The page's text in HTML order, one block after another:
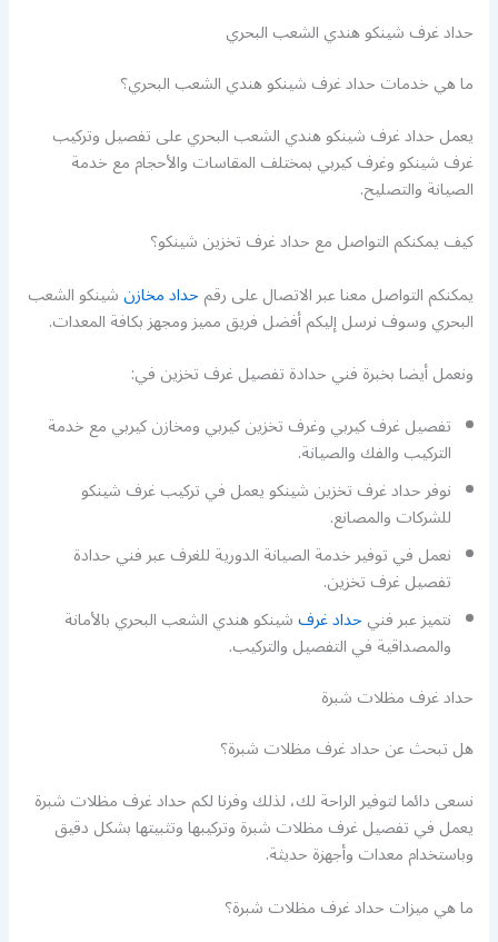
حداد غرف شينكو هندي الشعب البحري
ما هي خدمات حداد غرف شينكو هندي الشعب البحري؟
يعمل حداد غرف شينكو هندي الشعب البحري على تفصيل وتركيب
غرف شينكو وغرف كيربي بمختلف المقاسات والأحجام مع خدمة
الصيانة والتصليح.
كيف يمكنكم التواصل مع حداد غرف تخزين شينكو؟
يمكنكم التواصل معنا عبر الاتصال على رقمحداد مخازنشينكو الشعب
البحري وسوف نرسل إليكم أفضل فريق مميز ومجهز بكافة المعدات.
ونعمل أيضا بخبرة فني حدادة تفصيل غرف تخزين في:
تفصيل غرف كيربي وغرف تخزين كيربي ومخازن كيربي مع خدمة
التركيب والفك والصيانة.
نوفر حداد غرف تخزين شينكو يعمل في تركيب غرف شينكو
للشركات والمصانع.
نعمل في توفير خدمة الصيانة الدورية للغرف عبر فني حدادة
تفصيل غرف تخزين.
نتميز عبر فنيحداد غرفشينكو هندي الشعب البحري بالأمانة
والمصداقية في التفصيل والتركيب.
حداد غرف مظلات شبرة
هل تبحث عن حداد غرف مظلات شبرة؟
نسعى دائما لتوفير الراحة لك، لذلك وفرنا لكم حداد غرف مظلات شبرة
يعمل في تفصيل غرف مظلات شبرة وتركيبها وتثبيتها بشكل دقيق
وباستخدام معدات وأجهزة حديثة.
ما هي ميزات حداد غرف مظلات شبرة؟